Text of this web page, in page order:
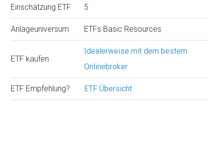
Einschätzung ETF 5
Anlageuniversum ETFs Basic Resources
ETF kaufen
Idealerweise mit dem bestem
Onlinebroker
ETF Empfehlung? ETF Übersicht